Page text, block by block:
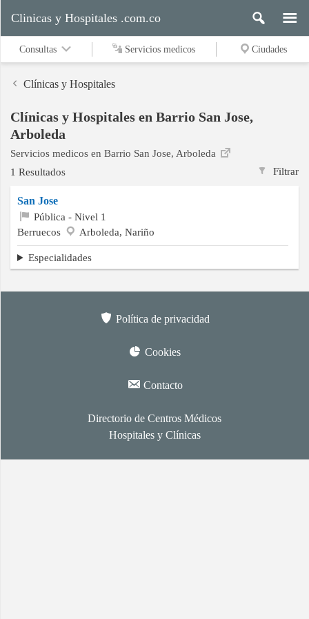
Servicios
medicos
Ciudades
Buscar
Clinicas y Hospitales .com.co
Consultas Servicios medicos Ciudades
Clínicas y Hospitales
Clínicas y Hospitales en Barrio San Jose,
Arboleda
Servicios medicos en Barrio San Jose, Arboleda
Filtrar
1 Resultados
San Jose
Pública - Nivel 1
Berruecos
Arboleda, Nariño
Especialidades
Política de privacidad
Cookies
Contacto
Directorio de Centros Médicos
Hospitales y Clínicas